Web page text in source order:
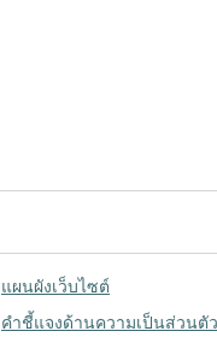
แผนผังเว็บไซต์
คำชี้แจงด้านความเป็นส่วนตั